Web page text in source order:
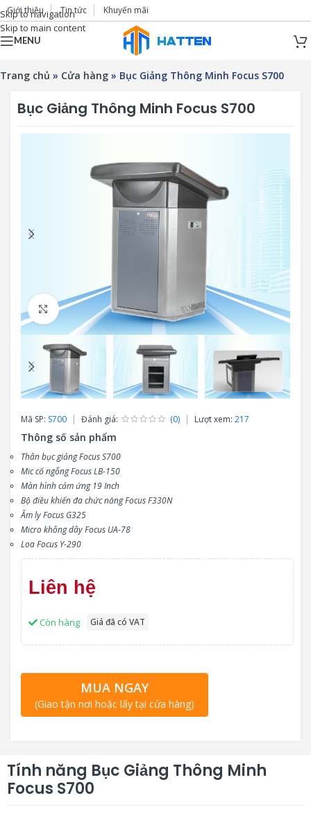
Skip to navigation
Skip to main content
Giới thiệu Tin tức Khuyến mãi
MENU
Trang chủ » Cửa hàng » Bục Giảng Thông Minh Focus S700
Bục Giảng Thông Minh Focus S700
Click to enlarge
Mã SP: S700 Đánh giá: (0) Lượt xem: 217
Thông số sản phẩm
Thân bục giảng Focus S700
Mic cổ ngỗng Focus LB-150
Màn hình cảm ứng 19 Inch
Bộ điều khiển đa chức năng Focus F330N
Âm ly Focus G325
Micro không dây Focus UA-78
Loa Focus Y-290
Liên hệ
Còn hàng Giá đã có VAT
MUA NGAY
(Giao tận nơi hoặc lấy tại cửa hàng)
Tính năng Bục Giảng Thông Minh
Focus S700